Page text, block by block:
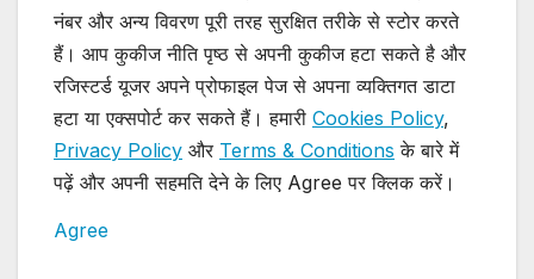
नंबर और अन्य विवरण पूरी तरह सुरक्षित तरीके से स्टोर करते
हैं। आप कुकीज नीति पृष्ठ से अपनी कुकीज हटा सकते है और
रजिस्टर्ड यूजर अपने प्रोफाइल पेज से अपना व्यक्तिगत डाटा
हटा या एक्सपोर्ट कर सकते हैं। हमारी Cookies Policy,
Privacy Policy और Terms & Conditions के बारे में
पढ़ें और अपनी सहमति देने के लिए Agree पर क्लिक करें।
Agree